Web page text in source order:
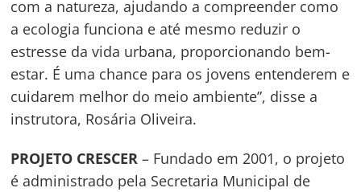
com a natureza, ajudando a compreender como
a ecologia funciona e até mesmo reduzir o
estresse da vida urbana, proporcionando bem-
estar. É uma chance para os jovens entenderem e
cuidarem melhor do meio ambiente”, disse a
instrutora, Rosária Oliveira.
PROJETO CRESCER – Fundado em 2001, o projeto
é administrado pela Secretaria Municipal de